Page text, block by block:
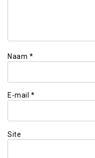
Naam *
E-mail *
Site